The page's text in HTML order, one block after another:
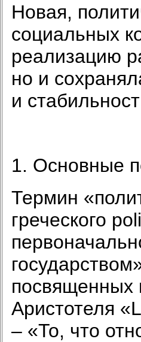
Новая,
социальных
реализацию
но и
и
1. Основные
Термин
греческого
посвященных
Аристотеля
– «То, что